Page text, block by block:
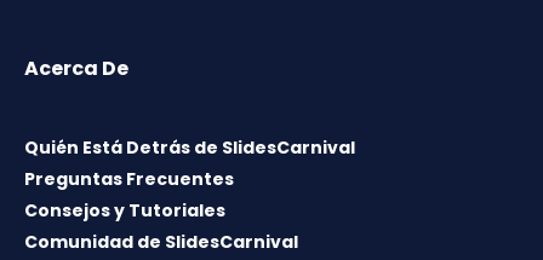
Acerca De
Quién Está Detrás de SlidesCarnival
Preguntas Frecuentes
Consejos y Tutoriales
Comunidad de SlidesCarnival